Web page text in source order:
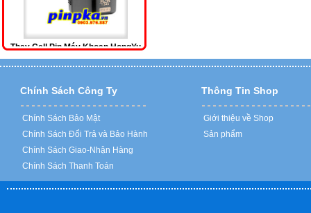
Thay Cell Pin Máy Khoan HongYu
(Volt, Ampe)
Liên hệ
Chính Sách Công Ty
Chính Sách Bảo Mật
Chính Sách Đổi Trả và Bảo Hành
Chính Sách Giao-Nhận Hàng
Chính Sách Thanh Toán
Thông Tin Shop
Giới thiệu về Shop
Sản phẩm